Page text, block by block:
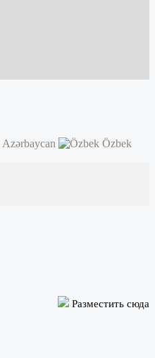
Azərbaycan
Özbek
Разместить сюда